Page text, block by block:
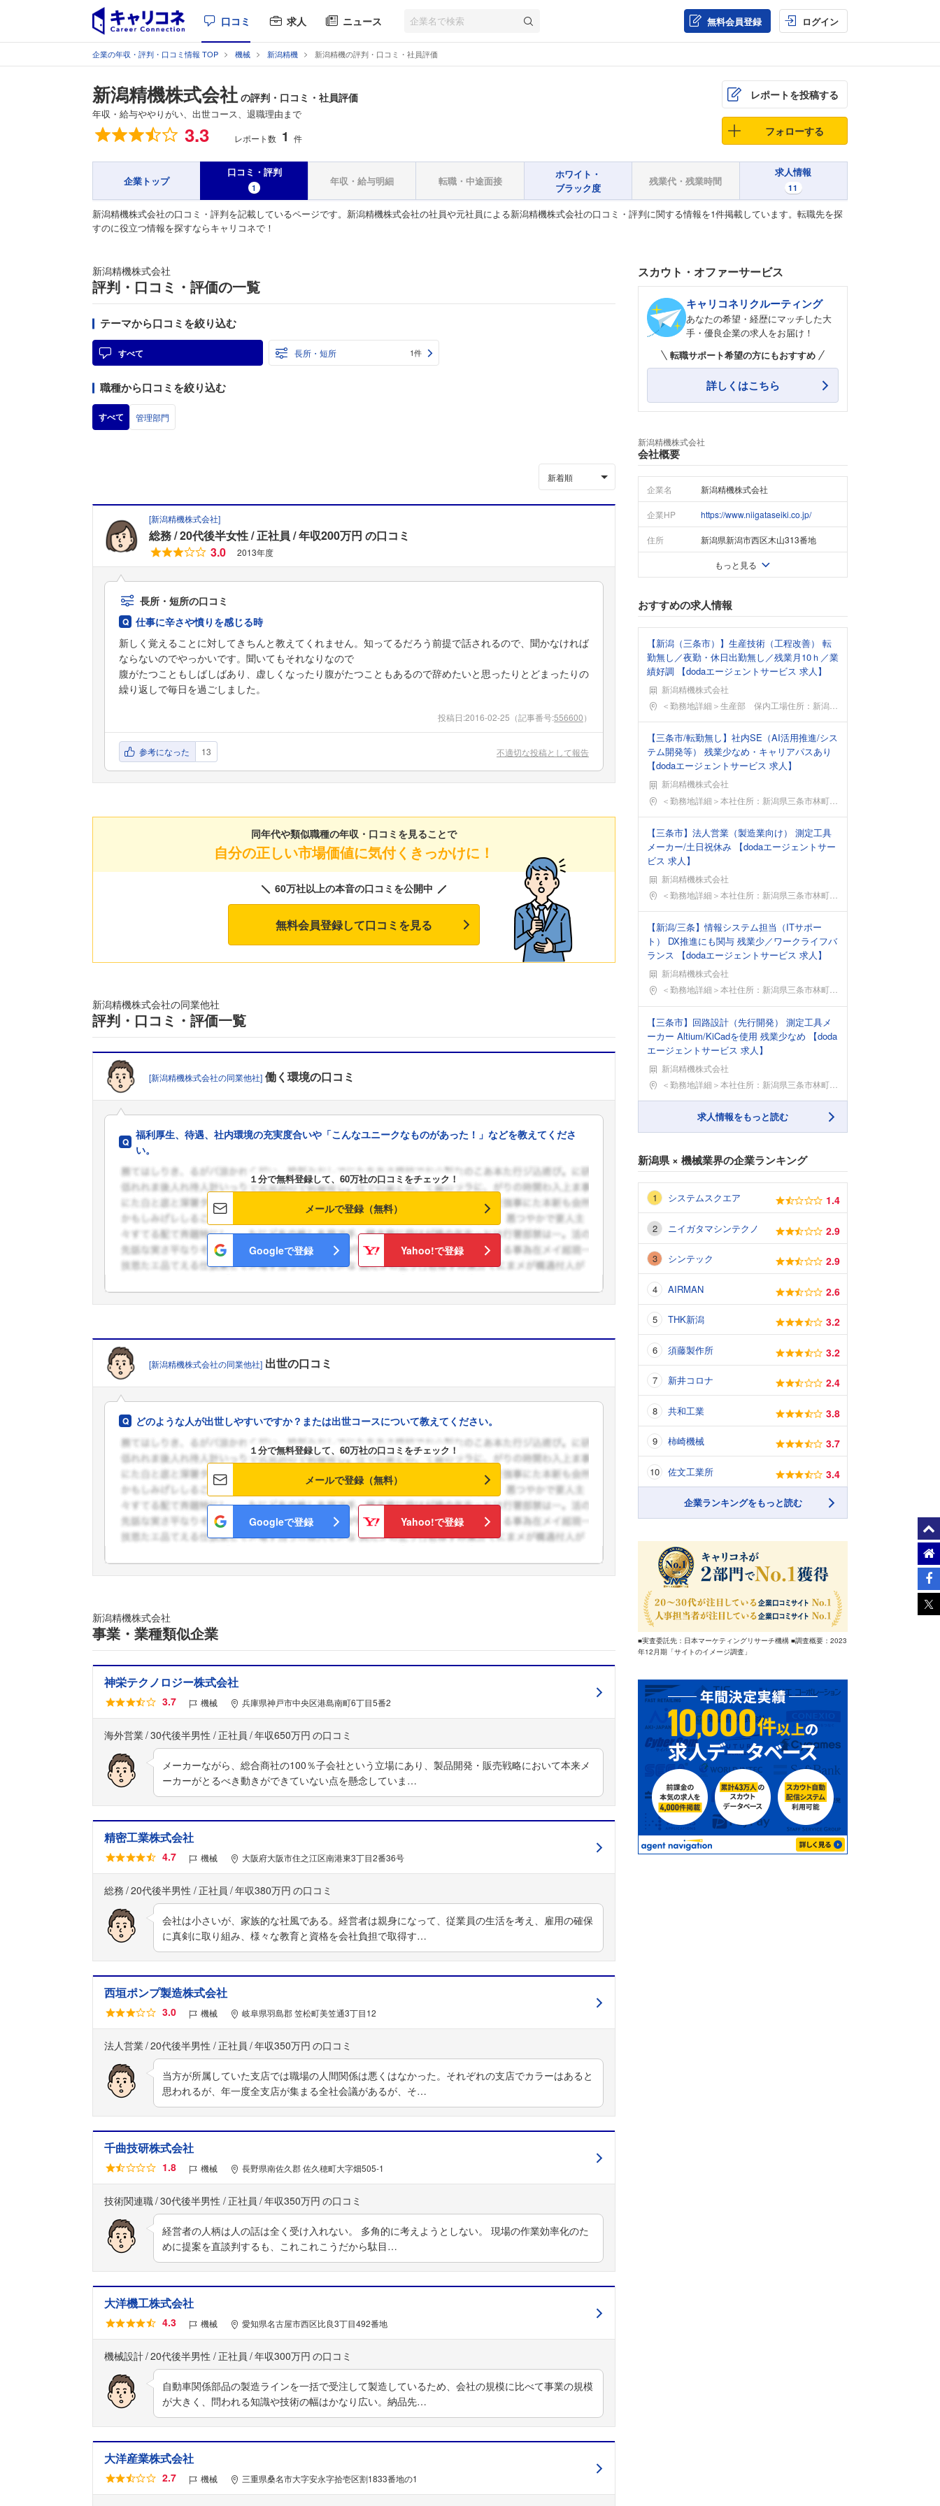
口コミ 求人 ニュース 無料会員登録 ログイン
企業の年収・評判・口コミ情報 TOP 機械 新潟精機 新潟精機の評判・口コミ・社員評価
新潟精機株式会社 の評判・口コミ・社員評価
年収・給与ややりがい、出世コース、退職理由まで
総合評価 3.3 レポート数 1 件
レポートを投稿する
フォローする
企業トップ
口コミ・評判
1
年収・給与明細 転職・中途面接
ホワイト・
ブラック度
残業代・残業時間
求人情報
11
新潟精機株式会社の口コミ・評判を記載しているページです。新潟精機株式会社の社員や元社員による新潟精機株式会社の口コミ・評判に関する情報を1件掲載しています。転職先を探
すのに役立つ情報を探すならキャリコネで！
フォローしました
こちらの企業もフォローしませんか？
新潟精機株式会社
評判・口コミ・評価の一覧
テーマから口コミを絞り込む
すべて 長所・短所 1件
職種から口コミを絞り込む
すべて 管理部門
新着順
[新潟精機株式会社]
総務 20代後半女性 正社員 年収200万円 の口コミ
3.0
2013年度
長所・短所の口コミ
仕事に辛さや憤りを感じる時
新しく覚えることに対してきちんと教えてくれません。知ってるだろう前提で話されるので、聞かなければ
ならないのでやっかいです。聞いてもそれなりなので
腹がたつこともしばしばあり、虚しくなったり腹がたつこともあるので辞めたいと思ったりとどまったりの
繰り返しで毎日を過ごしました。
投稿日:2016-02-25 （記事番号:556600）
参考になった 13 不適切な投稿として報告
同年代や類似職種の年収・口コミを見ることで
自分の正しい市場価値に気付くきっかけに！
60万社以上の本音の口コミを公開中
無料会員登録して口コミを見る
新潟精機株式会社の同業他社
評判・口コミ・評価一覧
[新潟精機株式会社の同業他社] 働く環境の口コミ
福利厚生、待遇、社内環境の充実度合いや「こんなユニークなものがあった！」などを教えてくださ
い。
１分で無料登録して、60万社の口コミをチェック！
メールで登録（無料）
Googleで登録 Yahoo!で登録
[新潟精機株式会社の同業他社] 出世の口コミ
どのような人が出世しやすいですか？または出世コースについて教えてください。
１分で無料登録して、60万社の口コミをチェック！
メールで登録（無料）
Googleで登録 Yahoo!で登録
新潟精機株式会社
事業・業種類似企業
神栄テクノロジー株式会社
3.7 機械 兵庫県神戸市中央区港島南町6丁目5番2
海外営業 30代後半男性 正社員 年収650万円
メーカーながら、総合商社の100％子会社という立場にあり、製品開発・販売戦略において本来メ
ーカーがとるべき動きができていない点を懸念していま…
精密工業株式会社
4.7 機械 大阪府大阪市住之江区南港東3丁目2番36号
総務 20代後半男性 正社員 年収380万円
会社は小さいが、家族的な社風である。経営者は親身になって、従業員の生活を考え、雇用の確保
に真剣に取り組み、様々な教育と資格を会社負担で取得す…
西垣ポンプ製造株式会社
3.0 機械 岐阜県羽島郡 笠松町美笠通3丁目12
法人営業 20代後半男性 正社員 年収350万円
当方が所属していた支店では職場の人間関係は悪くはなかった。それぞれの支店でカラーはあると
思われるが、年一度全支店が集まる全社会議があるが、そ…
千曲技研株式会社
1.8 機械 長野県南佐久郡 佐久穂町大字畑505-1
技術関連職 30代後半男性 正社員 年収350万円
経営者の人柄は人の話は全く受け入れない。 多角的に考えようとしない。 現場の作業効率化のた
めに提案を直談判するも、これこれこうだから駄目…
大洋機工株式会社
4.3 機械 愛知県名古屋市西区比良3丁目492番地
機械設計 20代後半男性 正社員 年収300万円
自動車関係部品の製造ラインを一括で受注して製造しているため、会社の規模に比べて事業の規模
が大きく、問われる知識や技術の幅はかなり広い。納品先…
大洋産業株式会社
2.7 機械 三重県桑名市大字安永字拾壱区割1833番地の1
スカウト・オファーサービス
キャリコネリクルーティング
あなたの希望・経歴にマッチした大
手・優良企業の求人をお届け！
転職サポート希望の方にもおすすめ
詳しくはこちら
新潟精機株式会社
会社概要
企業名 新潟精機株式会社
企業HP https://www.niigataseiki.co.jp/
住所 新潟県新潟市西区木山313番地
もっと見る
おすすめの求人情報
【新潟（三条市）】生産技術（工程改善） 転
勤無し／夜勤・休日出勤無し／残業月10ｈ／業
績好調 【dodaエージェントサービス 求人】
新潟精機株式会社
勤務地＜勤務地詳細＞生産部 保内工場住所：新潟県三条市上
【三条市/転勤無し】社内SE（AI活用推進/シス
テム開発等） 残業少なめ・キャリアパスあり
【dodaエージェントサービス 求人】
新潟精機株式会社
勤務地＜勤務地詳細＞本社住所：新潟県三条市林町1-22-
【三条市】法人営業（製造業向け） 測定工具
メーカー/土日祝休み 【dodaエージェントサー
ビス 求人】
新潟精機株式会社
勤務地＜勤務地詳細＞本社住所：新潟県三条市林町1-22-
【新潟/三条】情報システム担当（ITサポー
ト） DX推進にも関与 残業少／ワークライフバ
ランス 【dodaエージェントサービス 求人】
新潟精機株式会社
勤務地＜勤務地詳細＞本社住所：新潟県三条市林町1-22-
【三条市】回路設計（先行開発） 測定工具メ
ーカー Altium/KiCadを使用 残業少なめ 【doda
エージェントサービス 求人】
新潟精機株式会社
勤務地＜勤務地詳細＞本社住所：新潟県三条市林町1-22-
求人情報をもっと読む
新潟県× 機械業界の企業ランキング
システムスクエア 1.4
ニイガタマシンテクノ 2.9
シンテック 2.9
AIRMAN 2.6
THK新潟 3.2
須藤製作所 3.2
新井コロナ 2.4
共和工業 3.8
柿崎機械 3.7
佐文工業所 3.4
企業ランキングをもっと読む
■実査委託先：日本マーケティングリサーチ機構 ■調査概要：2023
年12月期「サイトのイメージ調査」